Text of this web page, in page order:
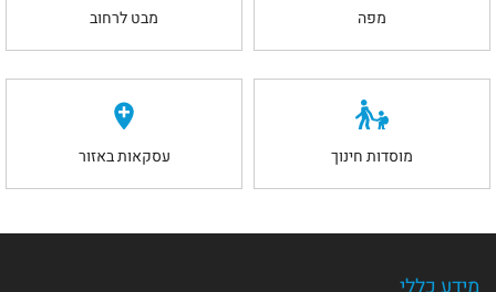
מפה מבט לרחוב
מוסדות חינוך עסקאות באזור